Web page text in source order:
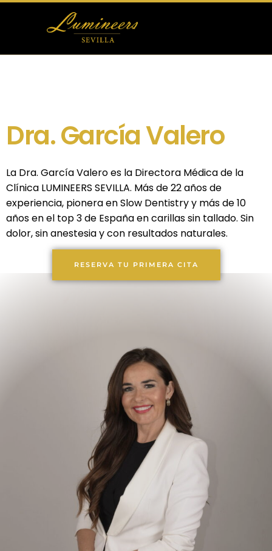
Otras Carillas
Dra. García Valero
La Dra. García Valero es la Directora Médica de la
Clínica LUMINEERS SEVILLA. Más de 22 años de
experiencia, pionera en Slow Dentistry y más de 10
años en el top 3 de España en carillas sin tallado. Sin
dolor, sin anestesia y con resultados naturales.
RESERVA TU PRIMERA CITA